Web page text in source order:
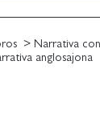
Narrativa
anglosajona